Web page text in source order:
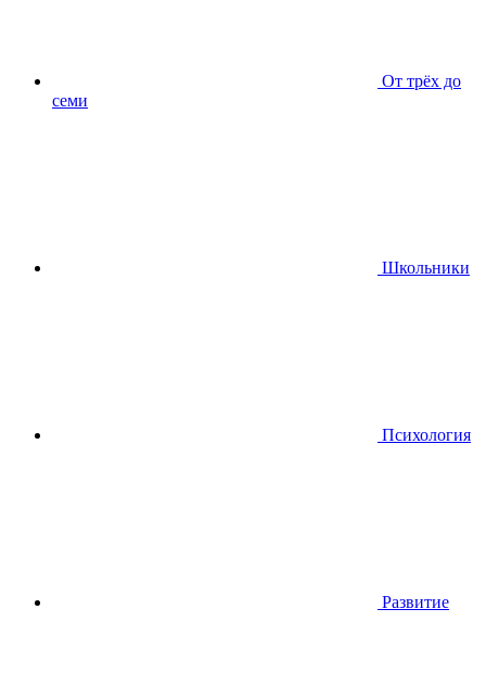
От трёх до
семи
Школьники
Психология
Развитие